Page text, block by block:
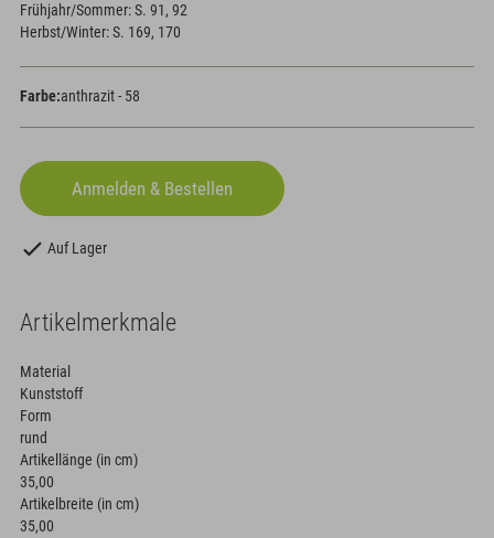
Frühjahr/Sommer: S. 91, 92
Herbst/Winter: S. 169, 170
Farbe:anthrazit - 58
Auf Lager
Artikelmerkmale
Material
Kunststoff
Form
rund
Artikellänge (in cm)
35,00
Artikelbreite (in cm)
35,00